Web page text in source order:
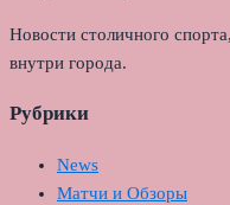
Новости столичного
внутри города.
Рубрики
News
Матчи и Обзоры